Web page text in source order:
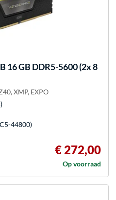
16 GB DDR5-5600 (2x 8
XMP, EXPO
44800)
€ 272,00
Op voorraad